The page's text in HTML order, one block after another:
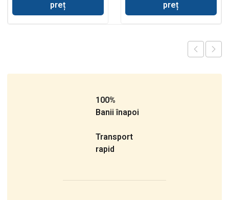
preț preț
100%
Banii înapoi
Transport
rapid